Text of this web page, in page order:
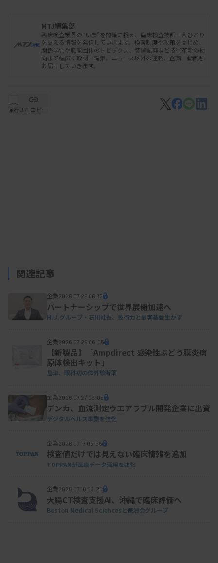
り上げ1億円の目標達成に手応えを示した。
同試薬は、ラテックス凝集比濁法を測定原理とし
析の汎用装置で使用できることを利点に挙げ、「ユ
ーザーから非常に好評を得ている」と述べた。
MTJ編集部
臨床検査業界の“いま”を的確に捉え、臨床検査技師一人ひとり
を支える情報を発信していきます。検査制度や政策をはじめ、
関係学会や職能団体のトピックス、装置試薬など技術革新の動
向まで幅広く取材・編集。ニュース以外の連載、企画、動画も
お届けしていきます。
保存URLコピー
関連記事
企業2026.07.29 06:15
パートナーシップで世界展開加速へ
H.U.グループ・石川社長、技術力と顧客基盤生かす
企業2026.07.29 06:05
【新製品】「Ampdirect 感染性ぶどう膜炎病
原体検出キット」
島津、眼科初の体外診断薬
企業2026.07.27 06:05
デンカ、血流測定ウエアラブル開発企業に出資
デジタルヘルス事業を強化
企業2026.07.17 05:55
検査値だけでは見えない臨床情報を追加
TOPPANが医療データ活用を強化
企業2026.07.10 06:20
大腸CT検査支援AI、沖縄で臨床評価へ
Boston Medical Sciencesと徳洲会グループ